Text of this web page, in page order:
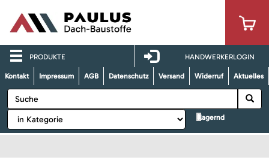
PRODUKTE HANDWERKERLOGIN
Kontakt Impressum AGB Datenschutz Versand Widerruf Aktuelles
lagernd